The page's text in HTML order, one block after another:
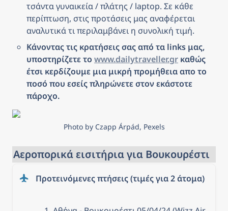
τσάντα γυναικεία / πλάτης / laptop. Σε κάθε
περίπτωση, στις προτάσεις μας αναφέρεται
αναλυτικά τι περιλαμβάνει η συνολική τιμή.
Κάνοντας τις κρατήσεις σας από τα links μας,
υποστηρίζετε το www.dailytraveller.gr καθώς
έτσι κερδίζουμε μια μικρή προμήθεια απο το
ποσό που εσείς πληρώνετε στον εκάστοτε
πάροχο.
Photo by Czapp Árpád, Pexels
Αεροπορικά εισιτήρια για Βουκουρέστι
Προτεινόμενες πτήσεις (τιμές για 2 άτομα)